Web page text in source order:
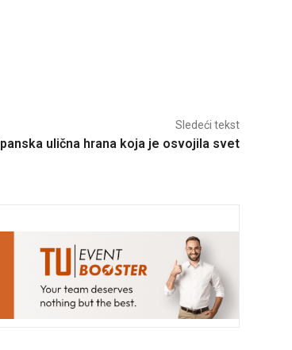
Sledeći tekst
ulična hrana koja je osvojila svet